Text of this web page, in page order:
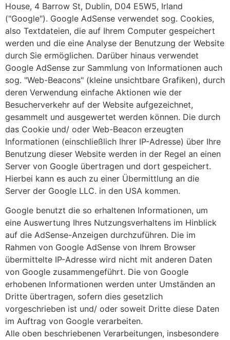
House, 4 Barrow St, Dublin, D04 E5W5, Irland
("Google"). Google AdSense verwendet sog. Cookies,
also Textdateien, die auf Ihrem Computer gespeichert
werden und die eine Analyse der Benutzung der Website
durch Sie ermöglichen. Darüber hinaus verwendet
Google AdSense zur Sammlung von Informationen auch
sog. "Web-Beacons" (kleine unsichtbare Grafiken), durch
deren Verwendung einfache Aktionen wie der
Besucherverkehr auf der Website aufgezeichnet,
gesammelt und ausgewertet werden können. Die durch
das Cookie und/ oder Web-Beacon erzeugten
Informationen (einschließlich Ihrer IP-Adresse) über Ihre
Benutzung dieser Website werden in der Regel an einen
Server von Google übertragen und dort gespeichert.
Hierbei kann es auch zu einer Übermittlung an die
Server der Google LLC. in den USA kommen.
Google benutzt die so erhaltenen Informationen, um
eine Auswertung Ihres Nutzungsverhaltens im Hinblick
auf die AdSense-Anzeigen durchzuführen. Die im
Rahmen von Google AdSense von Ihrem Browser
übermittelte IP-Adresse wird nicht mit anderen Daten
von Google zusammengeführt. Die von Google
erhobenen Informationen werden unter Umständen an
Dritte übertragen, sofern dies gesetzlich
vorgeschrieben ist und/ oder soweit Dritte diese Daten
im Auftrag von Google verarbeiten.
Alle oben beschriebenen Verarbeitungen, insbesondere